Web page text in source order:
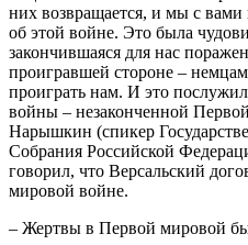
них возвращается, и мы с вами
об этой войне. Это была
закончившаяся для нас
проигравшей стороне –
проиграть нам. И это
войны – незаконченной
Нарышкин (спикер
Собрания Российской
говорил, что Версальский
мировой войне.
– Жертвы в Первой мировой